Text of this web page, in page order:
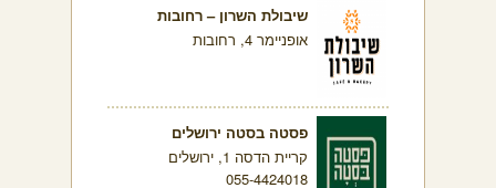
שיבולת השרון – רחובות
אופניימר 4, רחובות
פסטה בסטה ירושלים
קריית הדסה 1, ירושלים
055-4424018